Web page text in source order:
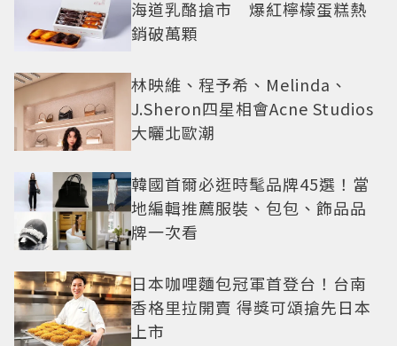
海道乳酪搶市 爆紅檸檬蛋糕熱
銷破萬顆
林映維、程予希、Melinda、
J.Sheron四星相會Acne Studios
大曬北歐潮
韓國首爾必逛時髦品牌45選！當
地編輯推薦服裝、包包、飾品品
牌一次看
日本咖哩麵包冠軍首登台！台南
香格里拉開賣 得獎可頌搶先日本
上市